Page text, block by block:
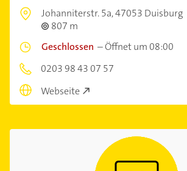
Johanniterstr. 5a,47053 Duisburg
807 m
Geschlossen –Öffnet um 08:00
0203 98 43 07 57
Webseite